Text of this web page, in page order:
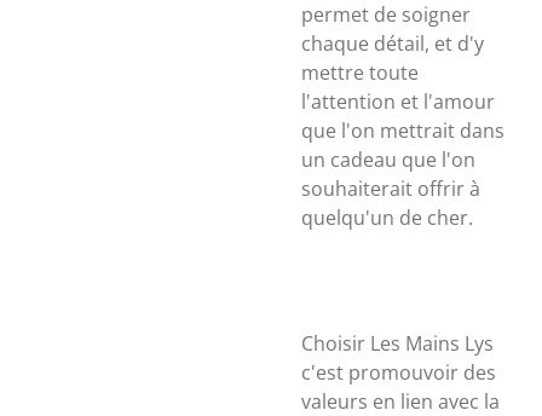
permet de soigner
chaque détail, et d'y
mettre toute
l'attention et l'amour
que l'on mettrait dans
un cadeau que l'on
souhaiterait offrir à
quelqu'un de cher.
Choisir Les Mains Lys
c'est promouvoir des
valeurs en lien avec la